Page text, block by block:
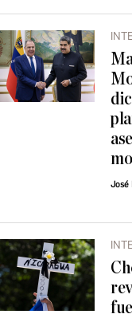
José